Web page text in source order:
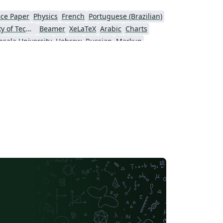
Paper Physics French Portuguese (Brazilian)
Tampere University of Technology (TUT) Beamer XeLaTeX Arabic Charts
University Hebrew Russian Markup